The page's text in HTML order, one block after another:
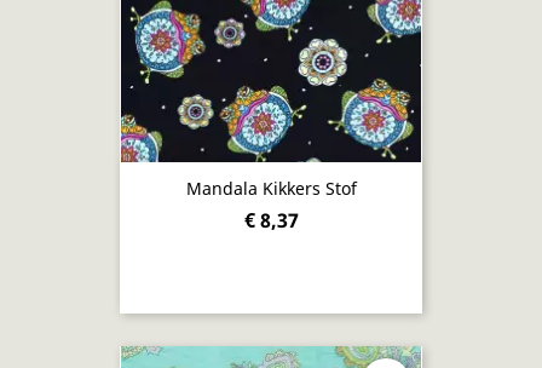
Mandala Kikkers Stof
€ 8,37